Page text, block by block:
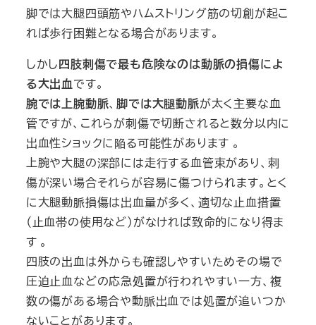
脚では大腿四頭筋やハムストリング筋の切創が起こ
れば歩行困難となる場合があります。
しかし四肢刺傷で最も危険なのは動脈の損傷によ
る大出血です。
腕では上腕動脈、脚では大腿動脈が太く主要な血
管ですが、これらが刺傷で切断されると数分以内に
出血性ショックに陥る可能性があります 。
上腕や大腿の深部には走行する血管束があり、刺
傷が深い場合それらが容易に傷つけられます。とく
に大腿動脈損傷は出血量が多く、適切な止血措置
（止血帯の使用など）がなければ致命的になり得ま
す 。
四肢の出血は外からも確認しやすいためその場で
圧迫止血などの応急処置が行われやすい一方、複
数の傷がある場合や動脈出血では処置が追いつか
ないことがあります。